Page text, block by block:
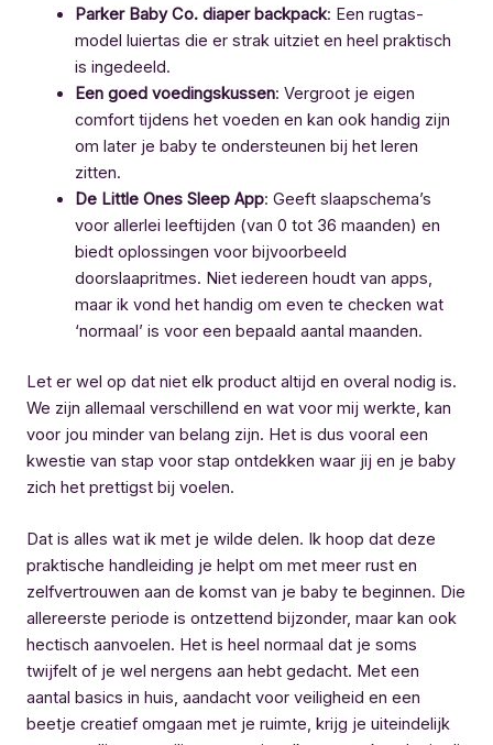
Parker Baby Co. diaper backpack: Een rugtas-
model luiertas die er strak uitziet en heel praktisch
is ingedeeld.
Een goed voedingskussen: Vergroot je eigen
comfort tijdens het voeden en kan ook handig zijn
om later je baby te ondersteunen bij het leren
zitten.
De Little Ones Sleep App: Geeft slaapschema’s
voor allerlei leeftijden (van 0 tot 36 maanden) en
biedt oplossingen voor bijvoorbeeld
doorslaapritmes. Niet iedereen houdt van apps,
maar ik vond het handig om even te checken wat
‘normaal’ is voor een bepaald aantal maanden.
Let er wel op dat niet elk product altijd en overal nodig is.
We zijn allemaal verschillend en wat voor mij werkte, kan
voor jou minder van belang zijn. Het is dus vooral een
kwestie van stap voor stap ontdekken waar jij en je baby
zich het prettigst bij voelen.
Dat is alles wat ik met je wilde delen. Ik hoop dat deze
praktische handleiding je helpt om met meer rust en
zelfvertrouwen aan de komst van je baby te beginnen. Die
allereerste periode is ontzettend bijzonder, maar kan ook
hectisch aanvoelen. Het is heel normaal dat je soms
twijfelt of je wel nergens aan hebt gedacht. Met een
aantal basics in huis, aandacht voor veiligheid en een
beetje creatief omgaan met je ruimte, krijg je uiteindelijk